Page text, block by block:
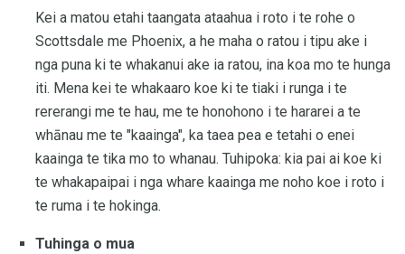
Kei a matou etahi taangata ataahua i roto i te rohe o
Scottsdale me Phoenix, a he maha o ratou i tipu ake i
nga puna ki te whakanui ake ia ratou, ina koa mo te hunga
iti. Mena kei te whakaaro koe ki te tiaki i runga i te
rererangi me te hau, me te honohono i te hararei a te
whānau me te "kaainga", ka taea pea e tetahi o enei
kaainga te tika mo to whanau. Tuhipoka: kia pai ai koe ki
te whakapaipai i nga whare kaainga me noho koe i roto i
te ruma i te hokinga.
Tuhinga o mua